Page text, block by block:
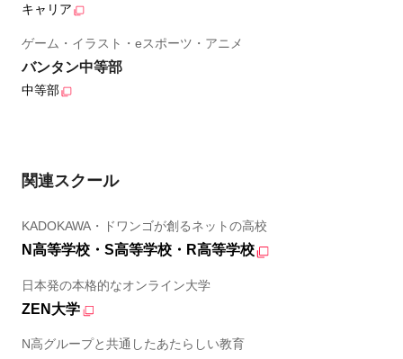
キャリア
ゲーム・イラスト・eスポーツ・アニメ
バンタン中等部
中等部
関連スクール
KADOKAWA・ドワンゴが創るネットの高校
N高等学校・S高等学校・R高等学校
日本発の本格的なオンライン大学
ZEN大学
N高グループと共通したあたらしい教育